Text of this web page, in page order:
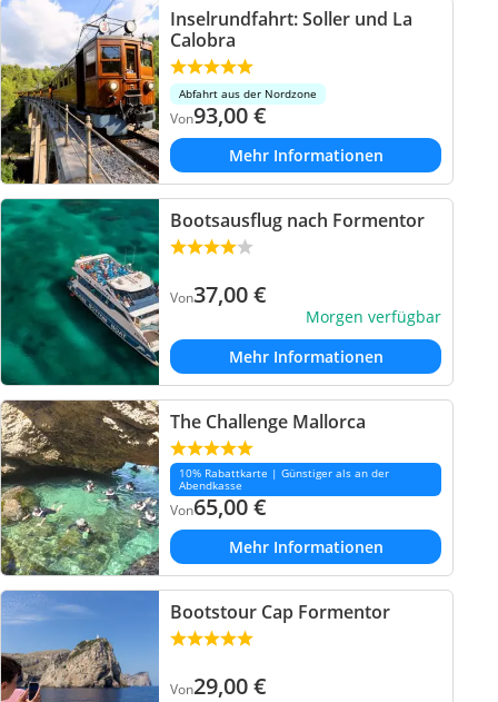
Inselrundfahrt: Soller und La
Calobra
Abfahrt aus der Nordzone
Von93,00€
Mehr Informationen
Bootsausflug nach Formentor
Von37,00€
Morgen verfügbar
Mehr Informationen
The Challenge Mallorca
10% Rabattkarte | Günstiger als an der
Abendkasse
Von65,00€
Mehr Informationen
Bootstour Cap Formentor
Von29,00€